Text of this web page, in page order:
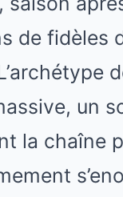
de fidèles
un
la chaîne